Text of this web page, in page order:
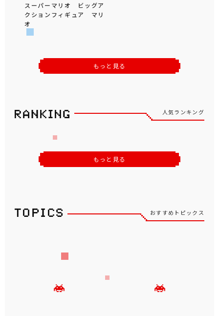
スーパーマリオ ビッグア
クションフィギュア マリ
オ
もっと見る
人気ランキング
もっと見る
おすすめトピックス